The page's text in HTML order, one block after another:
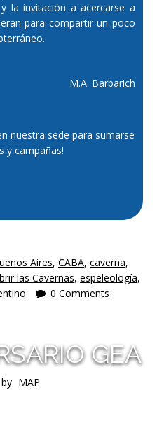
la invitación a acercarse a
para compartir un poco
M.A. Barbarich
nuestra sede para sumarse
y campañas!
Aires, CABA, caverna,
las Cavernas, espeleología,
0 Comments
GEA
by MAP